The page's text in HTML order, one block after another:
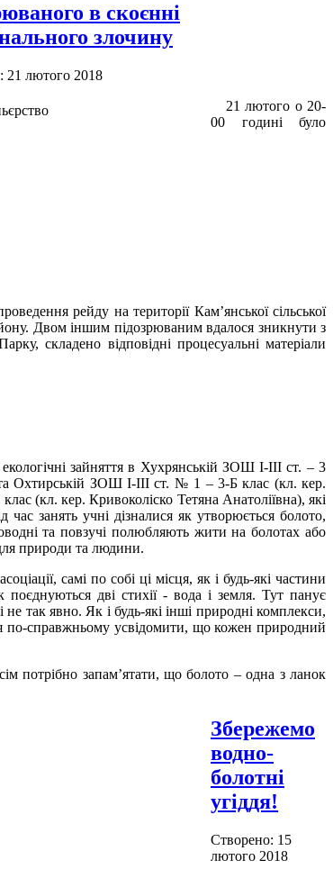
в скоєнні
злочину
21 лютого 2018
21 лютого о 20-
00 годині було
рейду на території Кам’янської сільської
Двом іншим підозрюваним вдалося зникнути з
складено відповідні процесуальні матеріали
зайняття в Хухрянській ЗОШ І-ІІІ ст. – 3
Охтирській ЗОШ І-ІІІ ст. № 1 – 3-Б клас (кл. кер.
(кл. кер. Кривоколіско Тетяна Анатоліївна), які
занять учні дізналися як утворюється болото,
та повзучі полюбляють жити на болотах або
природи та людини.
самі по собі ці місця, як і будь-які частини
дві стихії - вода і земля. Тут панує
так явно. Як і будь-які інші природні комплекси,
по-справжньому усвідомити, що кожен природний
потрібно запам’ятати, що болото – одна з ланок
Збережемо
водно-
болотні
угіддя!
Створено: 15
лютого 2018